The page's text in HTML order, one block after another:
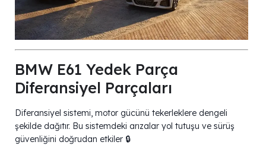
BMW E61 Yedek Parça
Diferansiyel Parçaları
Diferansiyel sistemi, motor gücünü tekerleklere dengeli
şekilde dağıtır. Bu sistemdeki arızalar yol tutuşu ve sürüş
güvenliğini doğrudan etkiler 🔒